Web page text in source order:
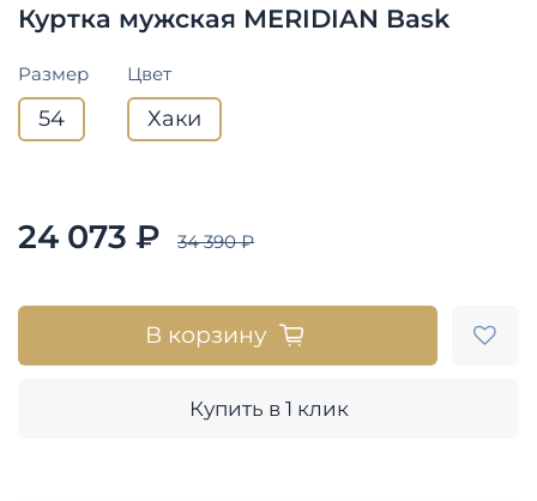
Куртка мужская MERIDIAN Bask
Размер
54
Цвет
Хаки
24 073 ₽ 34 390 ₽
В корзину
Купить в 1 клик